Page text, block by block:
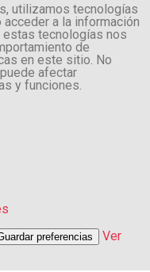
utilizamos tecnologías
a la información
tecnologías nos
de
en este sitio. No
afectar
y funciones.
preferencias
Ver